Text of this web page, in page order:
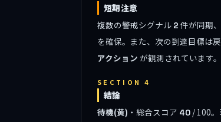
短期注意
複数の警戒シグナル 2 件が同期、
を確保。また、次の到達目標は
アクション が観測されています。
SECTION 4
結論
待機(黄) ・総合スコア 40 / 100